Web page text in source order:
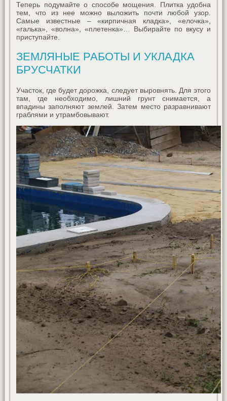
Теперь подумайте о способе мощения. Плитка удобна
тем, что из нее можно выложить почти любой узор.
Самые известные – «кирпичная кладка», «елочка»,
«галька», «волна», «плетенка»… Выбирайте по вкусу и
приступайте.
ЗЕМЛЯНЫЕ РАБОТЫ И УКЛАДКА
БРУСЧАТКИ
Участок, где будет дорожка, следует выровнять. Для этого
там, где необходимо, лишний грунт снимается, а
впадины заполняют землей. Затем место разравнивают
граблями и утрамбовывают.